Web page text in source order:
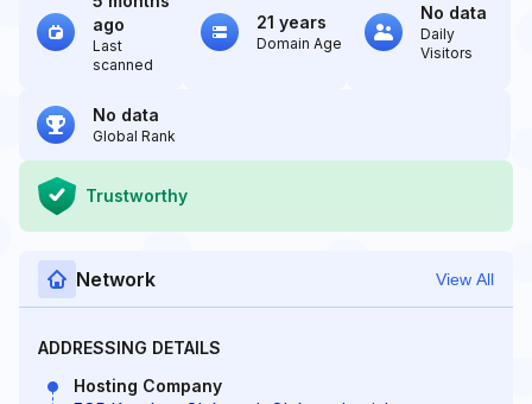
ago
Last
scanned
21 years
Domain Age
No data
Daily
Visitors
No data
Global Rank
Trustworthy
Network View All
ADDRESSING DETAILS
Hosting Company